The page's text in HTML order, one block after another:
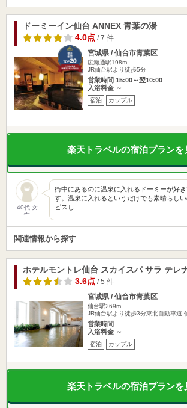
ドーミーイン仙台 ANNEX 青葉の湯
4.0点/ 7 件
宮城県 / 仙台市青葉区
広瀬通駅198m
JR仙台駅より徒歩5分
営業時間 15:00～翌10:00
入浴料金 ～
宿泊 カップル
楽天トラベルの宿泊プランを
40代 女
性
街中にあるのに温泉に入れるドーミーが好
す。温泉に入れるというだけでも素晴らし
ビスし…
関連情報から探す
ホテルモントレ仙台 スカイスパ サラ テレ
3.6点/ 5 件
宮城県 / 仙台市青葉区
仙台駅269m
JR仙台駅より徒歩3分東北自動車道
営業時間
入浴料金 ～
宿泊 カップル
楽天トラベルの宿泊プランを